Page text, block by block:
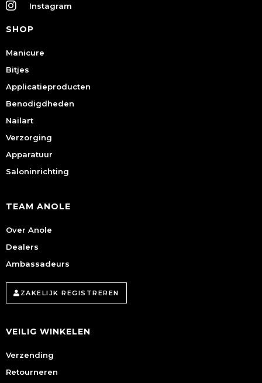
Instagram
SHOP
Manicure
Bitjes
Applicatieproducten
Benodigdheden
Nailart
Verzorging
Apparatuur
Saloninrichting
TEAM ANOLE
Over Anole
Dealers
Ambassadeurs
ZAKELIJK REGISTREREN
VEILIG WINKELEN
Verzending
Retourneren